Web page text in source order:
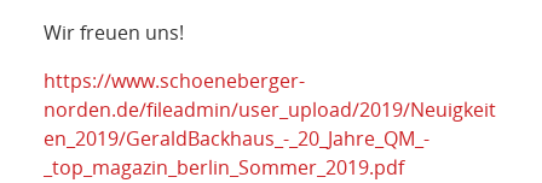
Wir freuen uns!
https://www.schoeneberger-
norden.de/fileadmin/user_upload/2019/Neuigkeit
en_2019/GeraldBackhaus_-_20_Jahre_QM_-
_top_magazin_berlin_Sommer_2019.pdf